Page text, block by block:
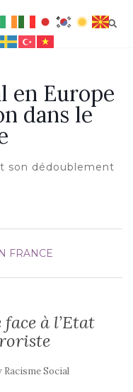
en Europe
dans le
son dédoublement
FRANCE
à l’Etat
Racisme Social